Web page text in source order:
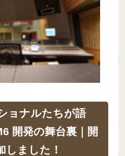
ョナルたちが語
開発の舞台裏｜開
しました！